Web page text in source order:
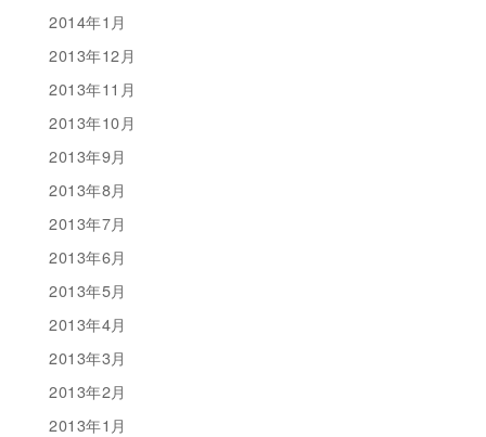
2014年1月
2013年12月
2013年11月
2013年10月
2013年9月
2013年8月
2013年7月
2013年6月
2013年5月
2013年4月
2013年3月
2013年2月
2013年1月